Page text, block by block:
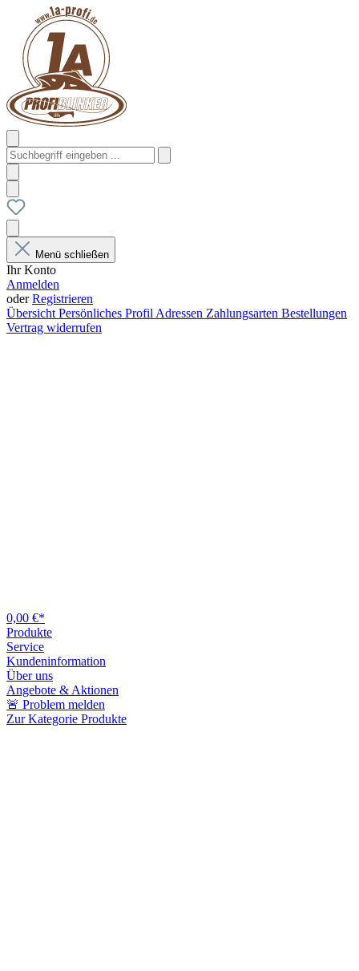
Menü schließen
Ihr Konto
Anmelden
oderRegistrieren
Übersicht Persönliches Profil Adressen Zahlungsarten Bestellungen
Vertrag widerrufen
0,00 €*
Produkte
Service
Kundeninformation
Über uns
Angebote & Aktionen
🚨 Problem melden
Zur Kategorie Produkte